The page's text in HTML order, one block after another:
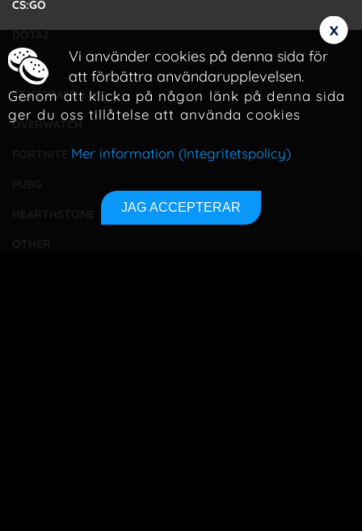
CS:GO
DOTA2
LOL
STARCRAFT 2
OVERWATCH
Vi använder cookies på denna sida för
att förbättra användarupplevelsen.
Genom att klicka på någon länk på denna sida
ger du oss tillåtelse att använda cookies
Mer information (Integritetspolicy)
JAG ACCEPTERAR
x